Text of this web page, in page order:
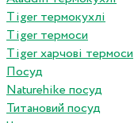
Tiger термокухлі
Tiger термоси
Tiger харчові термоси
Посуд
Naturehike посуд
Титановий посуд